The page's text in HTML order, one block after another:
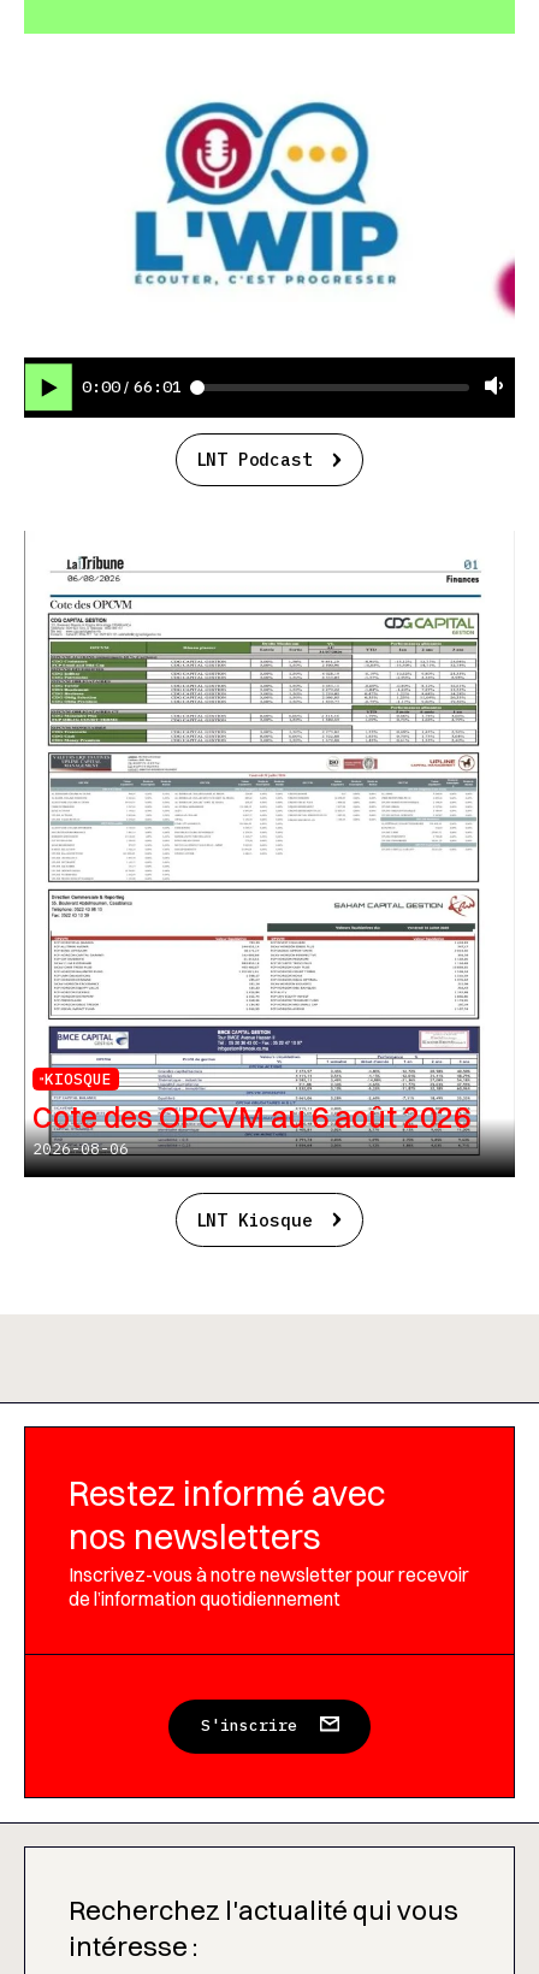
0:00 / 66:01
LNT Podcast
KIOSQUE
Cote des OPCVM au 6 août 2026
2026-08-06
LNT Kiosque
Restez informé avec
nos newsletters
Inscrivez-vous à notre newsletter pour recevoir
de l’information quotidiennement
S'inscrire
Recherchez l'actualité qui vous
intéresse :